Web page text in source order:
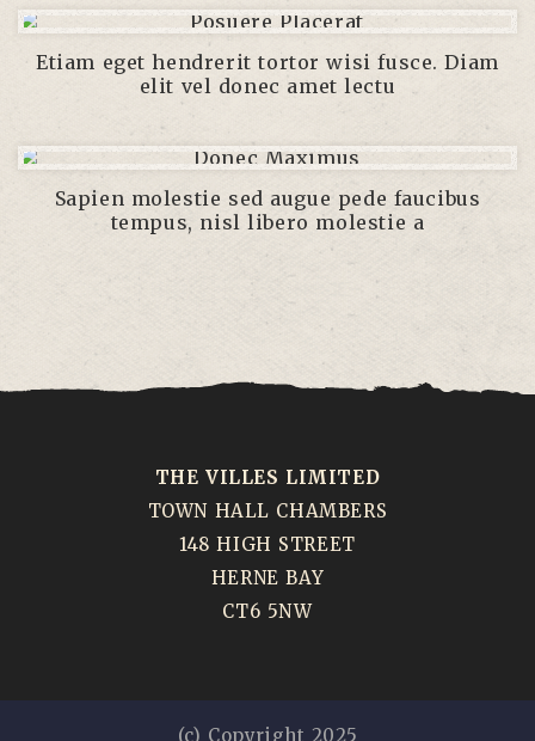
Etiam eget hendrerit tortor wisi fusce. Diam
elit vel donec amet lectu
Sapien molestie sed augue pede faucibus
tempus, nisl libero molestie a
THE VILLES LIMITED
TOWN HALL CHAMBERS
148 HIGH STREET
HERNE BAY
CT6 5NW
(c) Copyright 2025